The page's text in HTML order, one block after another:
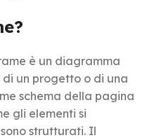
è un diagramma
di un progetto o di una
schema della pagina
gli elementi si
strutturati. Il